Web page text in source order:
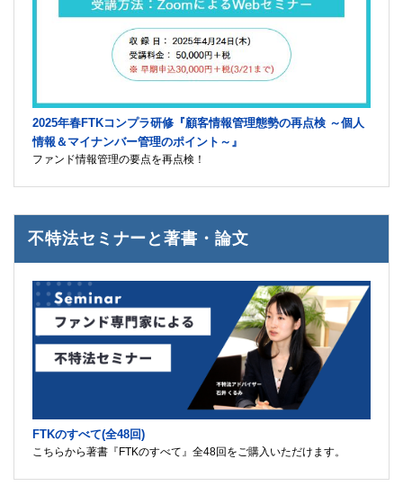
2025年春FTKコンプラ研修『顧客情報管理態勢の再点検 ～個人
情報＆マイナンバー管理のポイント～』
ファンド情報管理の要点を再点検！
不特法セミナーと著書・論文
FTKのすべて(全48回)
こちらから著書『FTKのすべて』全48回をご購入いただけます。